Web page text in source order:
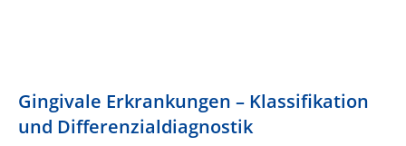
Gingivale Erkrankungen – Klassifikation
und Differenzialdiagnostik